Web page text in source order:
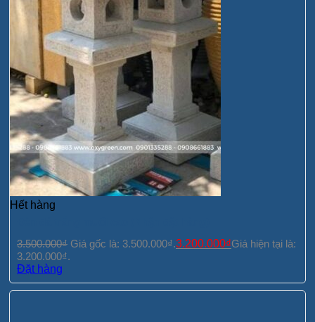
Hết hàng
3.500.000₫ Giá gốc là: 3.500.000₫.3.200.000₫Giá hiện tại là:
3.200.000₫.
Đặt hàng